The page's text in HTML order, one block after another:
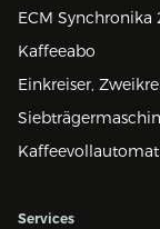
ECM Synchronika
Kaffeeabo
Einkreiser,
Services